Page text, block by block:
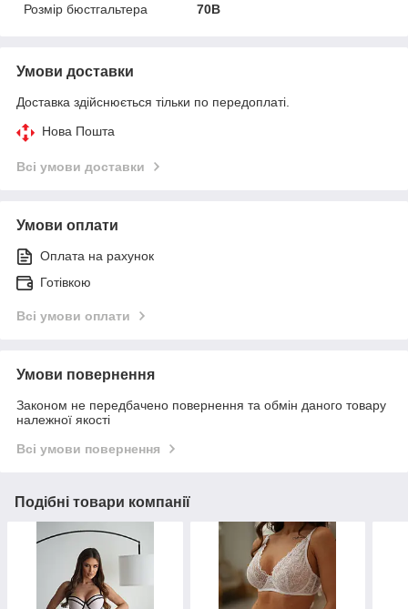
Розмір бюстгальтера
70B
Умови доставки
Доставка здійснюється тільки по передоплаті.
Нова Пошта
Всі умови доставки
Умови оплати
Оплата на рахунок
Готівкою
Всі умови оплати
Умови повернення
Законом не передбачено повернення та обмін даного товару
належної якості
Всі умови повернення
Подібні товари компанії